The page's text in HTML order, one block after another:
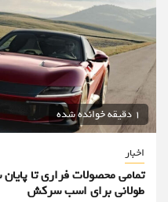
1 دقیقه خوانده شده
اخبار
طولانی برای اسب سرکش